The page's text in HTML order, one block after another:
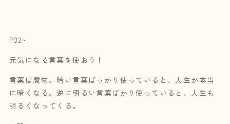
P32~
元気になる言葉を使おう！
言葉は魔物。暗い言葉ばっかり使っていると、人生が本当
に暗くなる。逆に明るい言葉ばかり使っていると、人生も
明るくなってくる。